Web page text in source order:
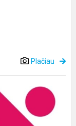
Plačiau